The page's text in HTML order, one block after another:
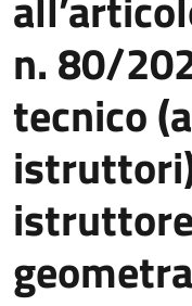
n. 80/
tecnico